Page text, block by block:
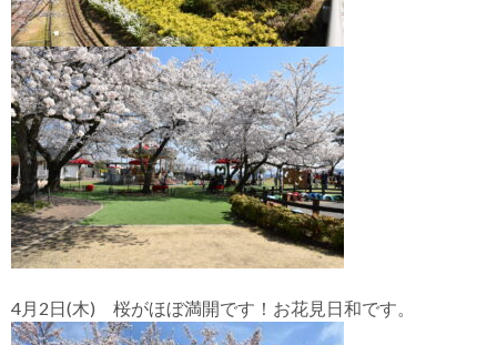
4月2日(木) 桜がほぼ満開です！お花見日和です。